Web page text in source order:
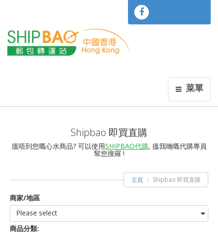
菜單
Shipbao 即買直購
搵唔到您嘅心水商品? 可以使用SHIPBAO代購, 搵我哋嘅代購專員
幫您搜羅 !
主頁 Shipbao 即買直購
商家/地區
Please select
商品分類: